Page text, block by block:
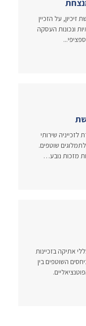
זיכיון, על הזכיין
ונכונות העסקה
שירותי
שוטפים.
מזכות נובע…
אתיקה בזכיינות
השוטפים בין